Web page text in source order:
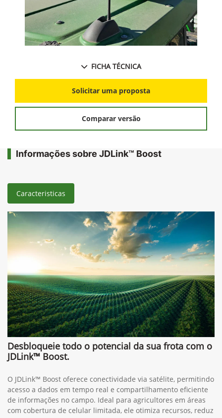
FICHA TÉCNICA
Solicitar uma proposta
Comparar versão
Informações sobre JDLink™ Boost
Caracteristicas
Desbloqueie todo o potencial da sua frota com o
JDLink™ Boost.
O JDLink™ Boost oferece conectividade via satélite, permitindo
acesso a dados em tempo real e compartilhamento eficiente
de informações no campo. Ideal para agricultores em áreas
com cobertura de celular limitada, ele otimiza recursos, reduz